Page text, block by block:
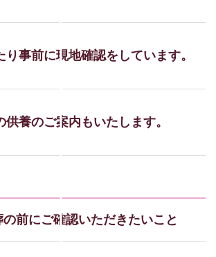
り事前に現地確認をしています。
供養のご案内もいたします。
前にご確認いただきたいこと